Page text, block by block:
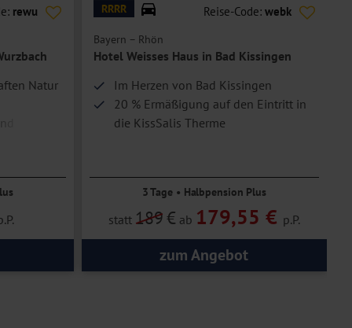
rewu
Natur
RRRR Reise-Code: webk
Bayern – Rhön
Hotel Weisses Haus in Bad Kissingen
Im Herzen von Bad Kissingen
20 % Ermäßigung auf den Eintritt in
die KissSalis Therme
3 Tage • Halbpension Plus
statt 189€ ab 179,55 € p.P.
zum Angebot